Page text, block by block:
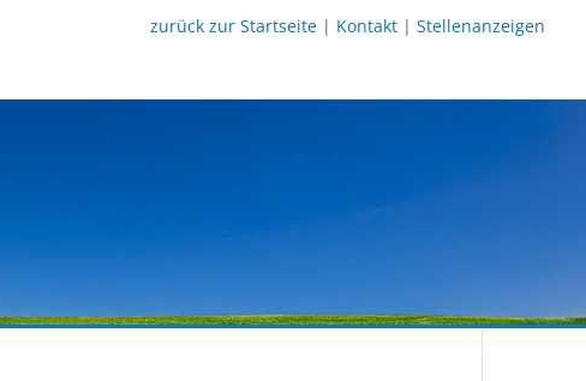
zurück zur Startseite | Kontakt |Stellenanzeigen